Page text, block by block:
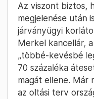
Az viszont biztos,
megjelenése után
járványügyi
Merkel kancellár,
„többé-kevésbé
70 százaléka
magát ellene. Már
az oltási terv